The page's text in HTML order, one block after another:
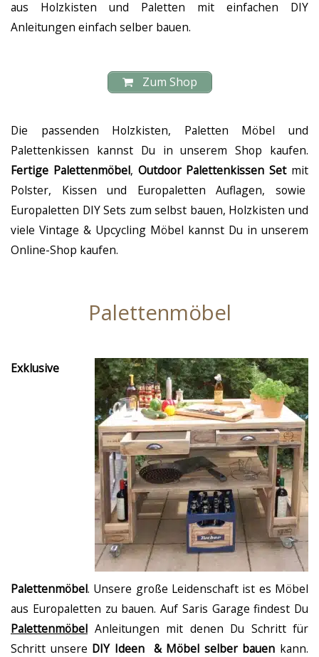
aus Holzkisten und Paletten mit einfachen DIY
Anleitungen einfach selber bauen.
Zum Shop
Die passenden Holzkisten, Paletten Möbel und
Palettenkissen kannst Du in unserem Shop kaufen.
Fertige Palettenmöbel, Outdoor Palettenkissen Setmit
Polster, Kissen und Europaletten Auflagen, sowie
Europaletten DIY Sets zum selbst bauen, Holzkisten und
viele Vintage & Upcycling Möbel kannst Du in unserem
Online-Shop kaufen.
Palettenmöbel
Exklusive
Palettenmöbel. Unsere große Leidenschaft ist es Möbel
aus Europaletten zu bauen. Auf Saris Garage findest Du
Palettenmöbel Anleitungen mit denen Du Schritt für
Schritt unsere DIY Ideen & Möbel selber bauen kann.